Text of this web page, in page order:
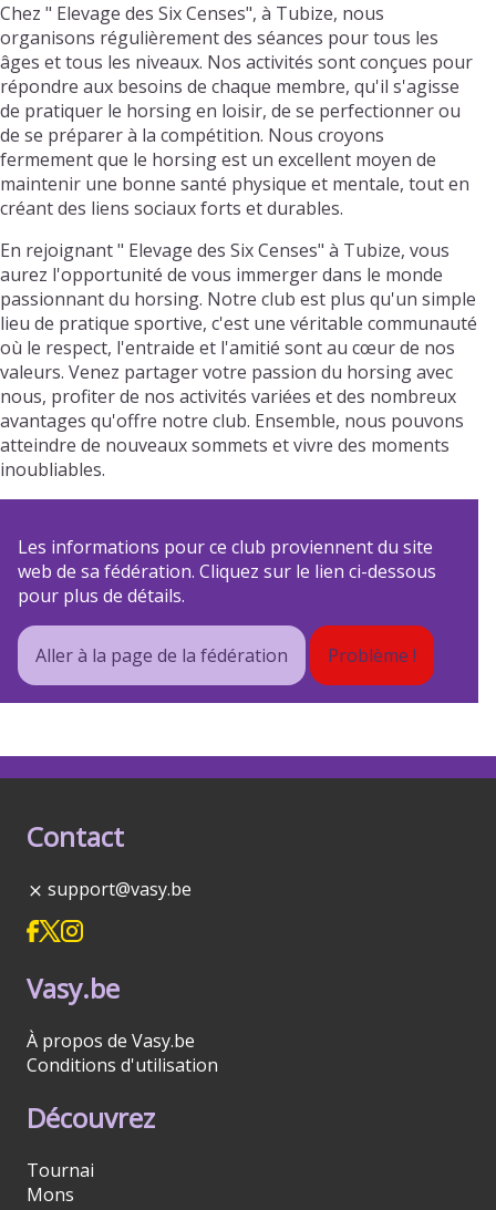
Chez " Elevage des Six Censes", à Tubize, nous
organisons régulièrement des séances pour tous les
âges et tous les niveaux. Nos activités sont conçues pour
répondre aux besoins de chaque membre, qu'il s'agisse
de pratiquer le horsing en loisir, de se perfectionner ou
de se préparer à la compétition. Nous croyons
fermement que le horsing est un excellent moyen de
maintenir une bonne santé physique et mentale, tout en
créant des liens sociaux forts et durables.
En rejoignant " Elevage des Six Censes" à Tubize, vous
aurez l'opportunité de vous immerger dans le monde
passionnant du horsing. Notre club est plus qu'un simple
lieu de pratique sportive, c'est une véritable communauté
où le respect, l'entraide et l'amitié sont au cœur de nos
valeurs. Venez partager votre passion du horsing avec
nous, profiter de nos activités variées et des nombreux
avantages qu'offre notre club. Ensemble, nous pouvons
atteindre de nouveaux sommets et vivre des moments
inoubliables.
Les informations pour ce club proviennent du site
web de sa fédération. Cliquez sur le lien ci-dessous
pour plus de détails.
Aller à la page de la fédération Problème !
Contact
support@vasy.be
Vasy.be
À propos de Vasy.be
Conditions d'utilisation
Découvrez
Tournai
Mons